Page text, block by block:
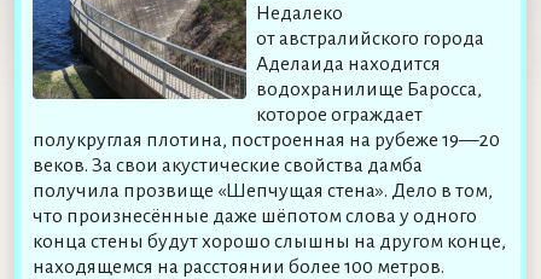
Недалеко
от австралийского города
Аделаида находится
водохранилище Баросса,
которое ограждает
полукруглая плотина, построенная на рубеже 19—20
веков. За свои акустические свойства дамба
получила прозвище «Шепчущая стена». Дело в том,
что произнесённые даже шёпотом слова у одного
конца стены будут хорошо слышны на другом конце,
находящемся на расстоянии более 100 метров.